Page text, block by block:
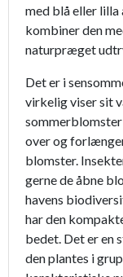
med blå eller lilla
kombiner den
naturpræget
Det er i
virkelig viser sit
over og
blomster.
gerne de åbne
havens
har den
bedet. Det er en
den plantes i